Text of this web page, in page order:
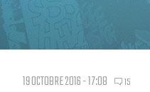
19 OCTOBRE 2016 - 17:08 15